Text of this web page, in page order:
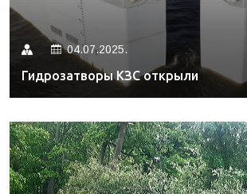
04.07.2025.
Гидрозатворы КЗС открыли